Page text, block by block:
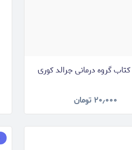
گروه درمانی جرالد کوری
۲۰٫۰۰۰ تومان